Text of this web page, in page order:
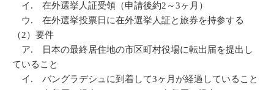
イ. 在外選挙人証受領（申請後約2～3ヶ月）
ウ. 在外選挙投票日に在外選挙人証と旅券を持参する
（2）要件
ア. 日本の最終居住地の市区町村役場に転出届を提出し
ていること
イ. バングラデシュに到着して3ヶ月が経過していること